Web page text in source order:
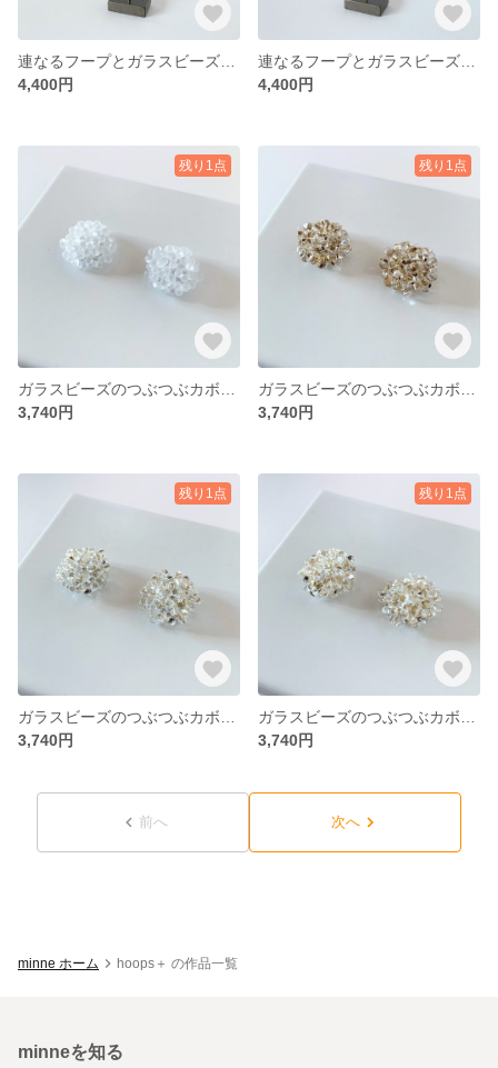
4,400円
4,400円
残り1点
3,740円
残り1点
3,740円
残り1点
3,740円
残り1点
3,740円
前へ 次へ
minne ホーム hoops＋ の作品一覧
minneを知る